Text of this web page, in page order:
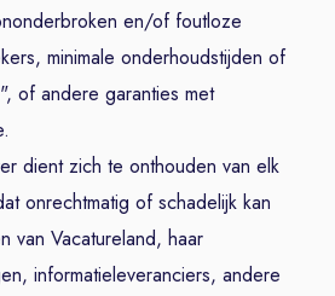
en/of foutloze
minimale onderhoudstijden of
of andere garanties met
dient zich te onthouden van elk
onrechtmatig of schadelijk kan
van Vacatureland, haar
informatieleveranciers, andere